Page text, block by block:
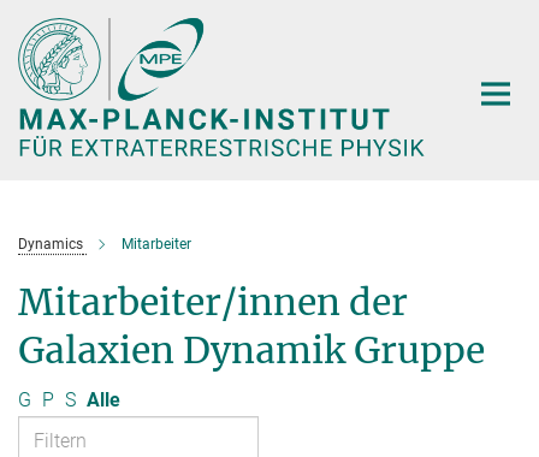
Hauptinhalt
Dynamics Mitarbeiter
Mitarbeiter/innen der
Galaxien Dynamik Gruppe
G P S Alle